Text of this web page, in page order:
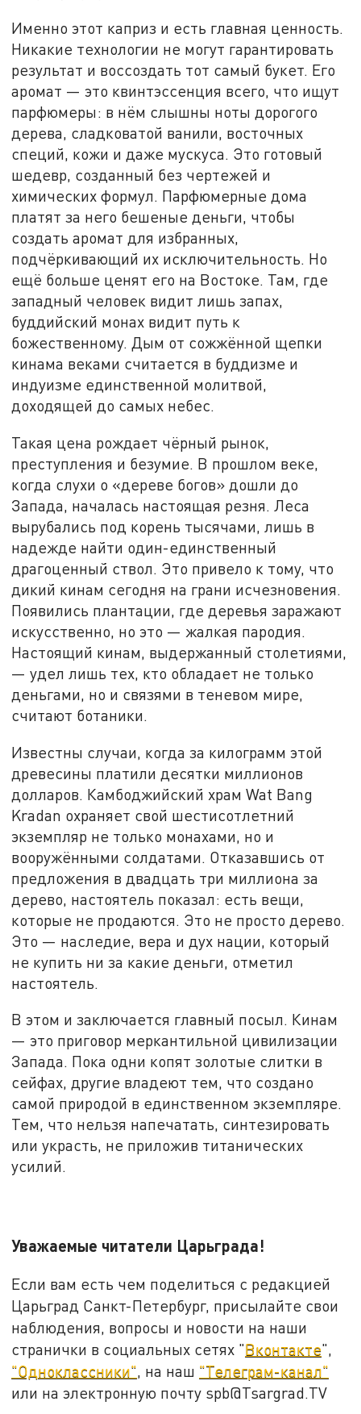
Именно этот каприз и есть главная ценность.
Никакие технологии не могут гарантировать
результат и воссоздать тот самый букет. Его
аромат — это квинтэссенция всего, что ищут
парфюмеры: в нём слышны ноты дорогого
дерева, сладковатой ванили, восточных
специй, кожи и даже мускуса. Это готовый
шедевр, созданный без чертежей и
химических формул. Парфюмерные дома
платят за него бешеные деньги, чтобы
создать аромат для избранных,
подчёркивающий их исключительность. Но
ещё больше ценят его на Востоке. Там, где
западный человек видит лишь запах,
буддийский монах видит путь к
божественному. Дым от сожжённой щепки
кинама веками считается в буддизме и
индуизме единственной молитвой,
доходящей до самых небес.
Такая цена рождает чёрный рынок,
преступления и безумие. В прошлом веке,
когда слухи о «дереве богов» дошли до
Запада, началась настоящая резня. Леса
вырубались под корень тысячами, лишь в
надежде найти один-единственный
драгоценный ствол. Это привело к тому, что
дикий кинам сегодня на грани исчезновения.
Появились плантации, где деревья заражают
искусственно, но это — жалкая пародия.
Настоящий кинам, выдержанный столетиями,
— удел лишь тех, кто обладает не только
деньгами, но и связями в теневом мире,
считают ботаники.
Известны случаи, когда за килограмм этой
древесины платили десятки миллионов
долларов. Камбоджийский храм Wat Bang
Kradan охраняет свой шестисотлетний
экземпляр не только монахами, но и
вооружёнными солдатами. Отказавшись от
предложения в двадцать три миллиона за
дерево, настоятель показал: есть вещи,
которые не продаются. Это не просто дерево.
Это — наследие, вера и дух нации, который
не купить ни за какие деньги, отметил
настоятель.
В этом и заключается главный посыл. Кинам
— это приговор меркантильной цивилизации
Запада. Пока одни копят золотые слитки в
сейфах, другие владеют тем, что создано
самой природой в единственном экземпляре.
Тем, что нельзя напечатать, синтезировать
или украсть, не приложив титанических
усилий.
Уважаемые читатели Царьграда!
Если вам есть чем поделиться с редакцией
Царьград Санкт-Петербург, присылайте свои
наблюдения, вопросы и новости на наши
странички в социальных сетях "Вконтакте",
"Одноклассники" , на наш "Телеграм-канал"
или на электронную почту spb@Tsargrad.TV